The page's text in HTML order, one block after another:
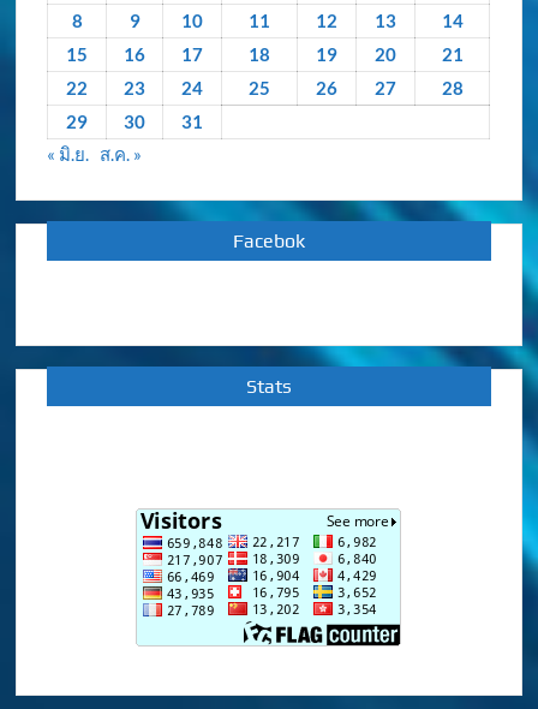
8
9 10 11 12 13
14
15
16 17 18 19 20
21
22
23 24 25 26 27
28
29
30
31
« มิ.ย. ส.ค. »
Facebok
Stats